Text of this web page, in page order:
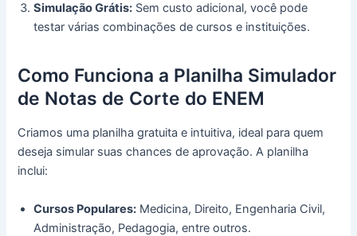
Simulação Grátis: Sem custo adicional, você pode
testar várias combinações de cursos e instituições.
Como Funciona a Planilha Simulador
de Notas de Corte do ENEM
Criamos uma planilha gratuita e intuitiva, ideal para quem
deseja simular suas chances de aprovação. A planilha
inclui:
Cursos Populares: Medicina, Direito, Engenharia Civil,
Administração, Pedagogia, entre outros.